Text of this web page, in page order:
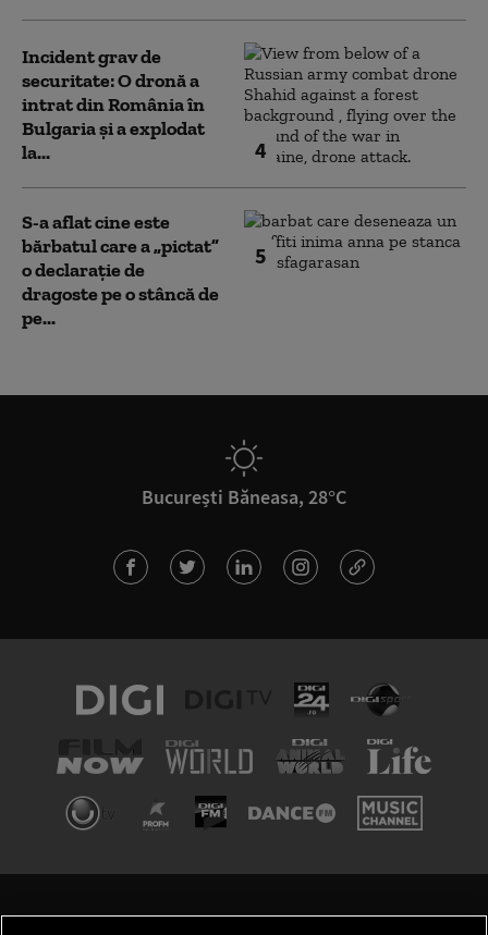
4
Incident grav de
securitate: O dronă a
intrat din România în
Bulgaria şi a explodat
la...
5
S-a aflat cine este
bărbatul care a „pictat”
o declarație de
dragoste pe o stâncă de
pe...
București Băneasa, 28°C